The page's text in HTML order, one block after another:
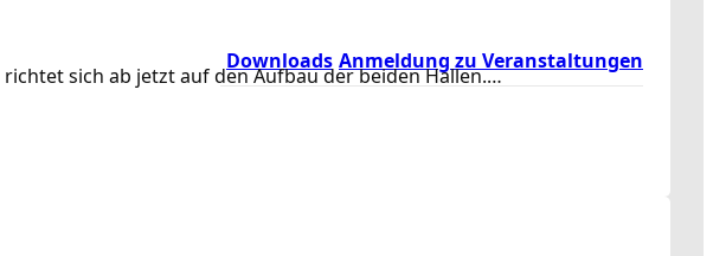
Downloads Anmeldung zu Veranstaltungen
sich ab jetzt auf den Aufbau der beiden Hallen.…